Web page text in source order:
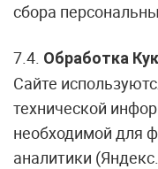
сбора
7.4. Обработка
Сайте
технической
необходимой для
аналитики